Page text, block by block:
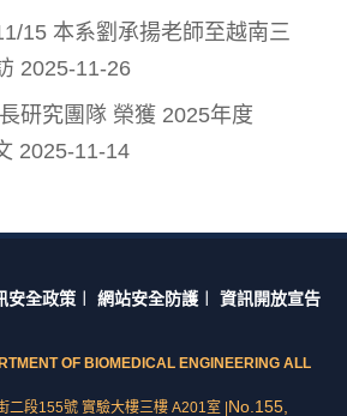
15 本系劉承揚老師至越南三
2025-11-26
研究團隊 榮獲 2025年度
2025-11-14
安全政策︱ 網站安全防護︱ 資訊開放宣告
OF BIOMEDICAL ENGINEERING ALL
二段155號 實驗大樓三樓 A201室 | No.155,